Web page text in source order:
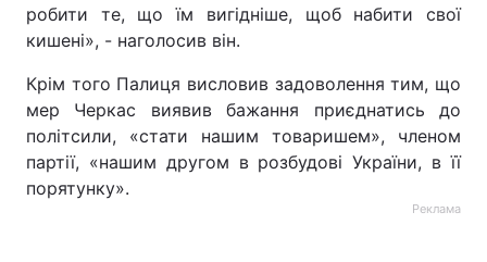
робити те, що їм вигідніше, щоб набити свої
кишені», - наголосив він.
Крім того Палиця висловив задоволення тим, що
мер Черкас виявив бажання приєднатись до
політсили, «стати нашим товаришем», членом
партії, «нашим другом в розбудові України, в її
порятунку».
Реклама